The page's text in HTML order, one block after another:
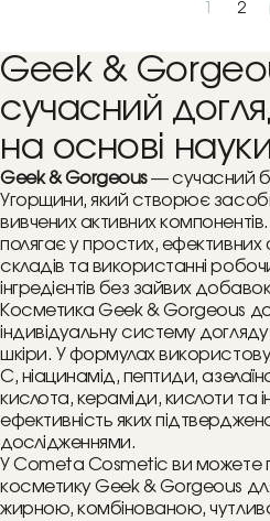
Geek &
сучасний
на основі
Geek & Gorgeous— сучасний
Угорщини, який створює засоби
вивчених активних
полягає у простих,
складів та використанні
інгредієнтів без зайвих
Косметика Geek & Gorgeous
індивідуальну систему
шкіри. У формулах
C, ніацинамід, пептиди,
кислота, кераміди, кислоти та
ефективність яких
дослідженнями.
У Cometa Cosmetic ви можете
косметику Geek & Gorgeous
жирною, комбінованою,
2